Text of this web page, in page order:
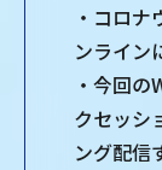
・コロ
ンライン
・今回
クセッシ
ング配信